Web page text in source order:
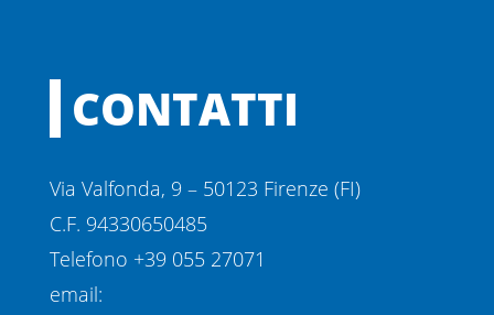
CONTATTI
Via Valfonda, 9 – 50123 Firenze (FI)
C.F. 94330650485
Telefono +39 055 27071
email: